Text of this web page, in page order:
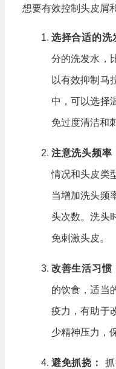
想要有效控制头皮屑
选择合适的洗
分的洗发水，
以有效抑制马
中，可以选择
免过度清洁和
注意洗头频率
情况和头皮类
当增加洗头频
头次数。洗头
免刺激头皮。
改善生活习惯
的饮食，适当
疫力，有助于
少精神压力，
避免抓挠：